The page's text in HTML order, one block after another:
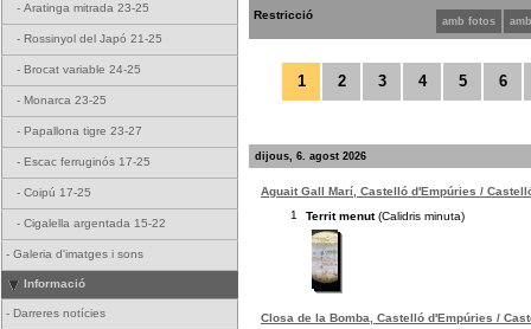
- Aratinga mitrada 23-25
- Rossinyol del Japó 21-25
- Brocat variable 24-25
- Monarca 23-25
- Papallona tigre 23-27
- Escac ferruginós 17-25
- Coipú 17-25
- Cigalella argentada 15-22
- Galeria d'imatges i sons
Informació
- Darreres notícies
Restricció amb fotos
1 2 3 4 5 6
dijous, 6. agost 2026
Aguait Gall Marí, Castelló d'Empúries /
1
Territ menut (Calidris minuta)
Closa de la Bomba, Castelló d'Empúries /